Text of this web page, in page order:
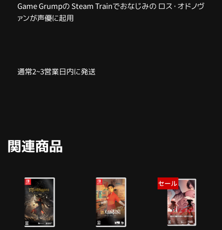
Game Grumpの Steam Trainでおなじみの ロス・オドノヴ
ァンが声優に起用
通常2~3営業日内に発送
関連商品
セール